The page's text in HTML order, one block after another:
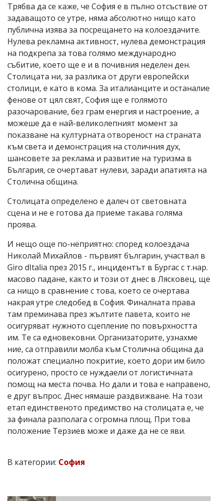
Трябва да се каже, че София е в пълно отсъствие от
задаващото се утре, няма абсолютно нищо като
публична изява за посрещането на колоездачите.
Нулева рекламна активност, нулева демонстрация
на подкрепа за това голямо международно
събитие, което ще е и в почивния неделен ден.
Столицата ни, за разлика от други европейски
столици, е като в кома. За италианците и останалие
фенове от цял свят, София ще е голямото
разочарование, без грам енергия и настроение, а
можеше да е най-великолепният момент за
показване на културната отвореност на страната
към света и демонстрация на столичния дух,
шансовете за реклама и развитие на туризма в
България, се очертават нулеви, заради апатията на
Столична община.
Столицата определено е далеч от световната
сцена и не е готова да приеме такава голяма
проява.
И нещо още по-неприятно: според колоездача
Николай Михайлов - първият българин, участвал в
Giro dItalia през 2015 г., инцидентът в Бургас с т.нар.
масово падане, както и този от днес в Лясковец, ще
са нищо в сравнение с това, което се очертава
накрая утре следобед в София. Финалната права
там преминава през жълтите павета, които не
осигуряват нужното сцепление по повърхността
им. Те са едновековни. Организаторите, узнахме
ние, са отправили молба към Столична община да
положат специално покритие, което дори им било
осигурено, просто се нуждаели от логистичната
помощ на места почва. Но дали и това е направено,
е друг въпрос. Днес нямаше раздвижване. На този
етап единственото предимство на столицата е, че
за финала разполага с огромна площ. При това
положение Терзиев може и даже да не се яви.
В категории: София